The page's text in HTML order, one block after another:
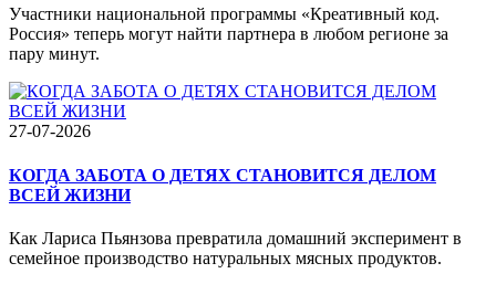
Участники национальной программы «Креативный код.
Россия» теперь могут найти партнера в любом регионе за
пару минут.
27-07-2026
КОГДА ЗАБОТА О ДЕТЯХ СТАНОВИТСЯ ДЕЛОМ
ВСЕЙ ЖИЗНИ
Как Лариса Пьянзова превратила домашний эксперимент в
семейное производство натуральных мясных продуктов.